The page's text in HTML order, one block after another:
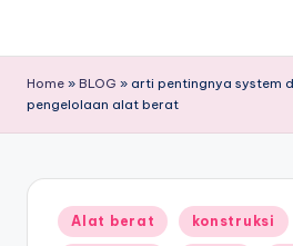
content
Home » BLOG » arti pentingnya system
pengelolaan alat berat
Posted
in
Alat berat konstruksi